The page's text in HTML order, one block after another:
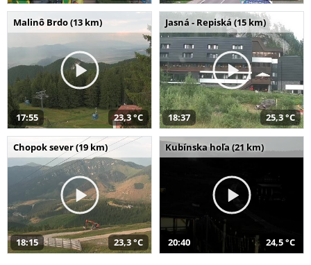
Malinô Brdo (13 km)
17:55 23,3 °C
Jasná - Repiská (15 km)
18:37 25,3 °C
Chopok sever (19 km)
18:15 23,3 °C
Kubínska hoľa (21 km)
20:40 24,5 °C